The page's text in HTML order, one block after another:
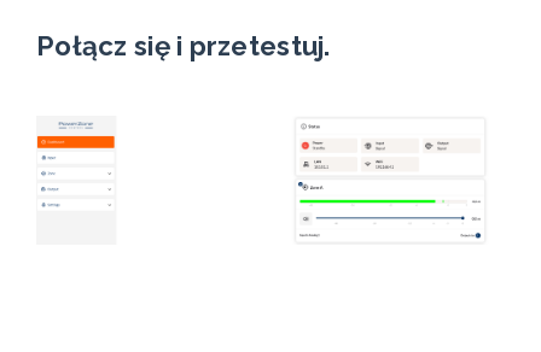
Połącz się i przetestuj.